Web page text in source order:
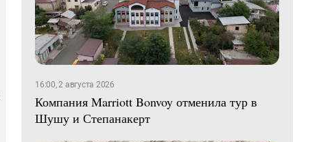
16:00, 2 августа 2026
Компания Marriott Bonvoy отменила тур в
Шушу и Степанакерт